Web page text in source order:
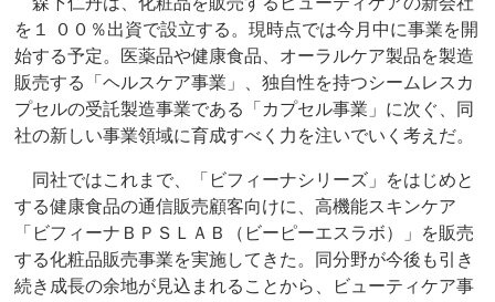
を１ ００％出資で設立する。現時点では今月中に事業を開
始する予定。医薬品や健康食品、オーラルケア製品を製造
販売する「ヘルスケア事業」、独自性を持つシームレスカ
プセルの受託製造事業である「カプセル事業」に次ぐ、同
社の新しい事業領域に育成すべく力を注いでいく考えだ。
同社ではこれまで、「ビフィーナシリーズ」をはじめと
する健康食品の通信販売顧客向けに、高機能スキンケア
「ビフィーナＢＰＳＬＡＢ（ビーピーエスラボ）」を販売
する化粧品販売事業を実施してきた。同分野が今後も引き
続き成長の余地が見込まれることから、ビューティケア事